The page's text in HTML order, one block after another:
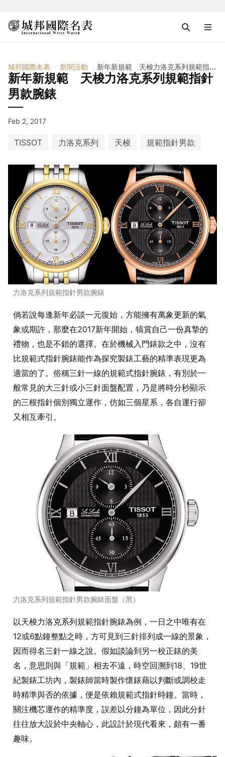
城邦國際名表 新聞活動 新年新規範 天梭力洛克系列規範指針男款腕錶
新年新規範 天梭力洛克系列規範指針
男款腕錶
Feb 2, 2017
TISSOT 力洛克系列 天梭 規範指針男款
力洛克系列規範指針男款腕錶
倘若說每逢新年必談一元復始，方能擁有萬象更新的氣
象或期許，那麼在2017新年開始，犒賞自己一份真摯的
禮物，也是不錯的選擇。在於機械入門錶款之中，沒有
比規範式指針腕錶能作為探究製錶工藝的精準表現更為
適當的了。俗稱三針一線的規範式指針腕錶，有別於一
般常見的大三針或小三針面盤配置，乃是將時分秒顯示
的三根指針個別獨立運作，仿如三個星系，各自運行卻
又相互牽引。
力洛克系列規範指針男款腕錶面盤（黑）
以天梭力洛克系列規範指針腕錶為例，一日之中唯有在
12或6點鐘整點之時，方可見到三針排列成一線的景象，
因而得名三針一線之說。假如談論到另一校正錶的美
名，意思則與「規範」相去不遠，時空回溯到18、19世
紀製錶工坊內，製錶師當時製作懷錶藉以判斷或調校走
時精準與否的依據，便是依賴規範式指針時鐘。當時，
關注機芯運作的精準度，誤差以分鐘為單位，因此分針
往往放大設於中央軸心，此設計於現代看來，頗有一番
趣味。